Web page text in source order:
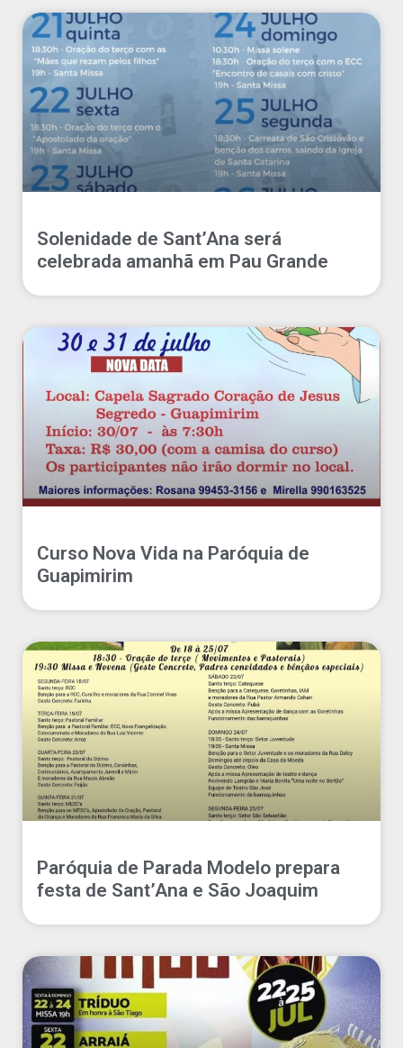
Solenidade de Sant’Ana será
celebrada amanhã em Pau Grande
Curso Nova Vida na Paróquia de
Guapimirim
Paróquia de Parada Modelo prepara
festa de Sant’Ana e São Joaquim